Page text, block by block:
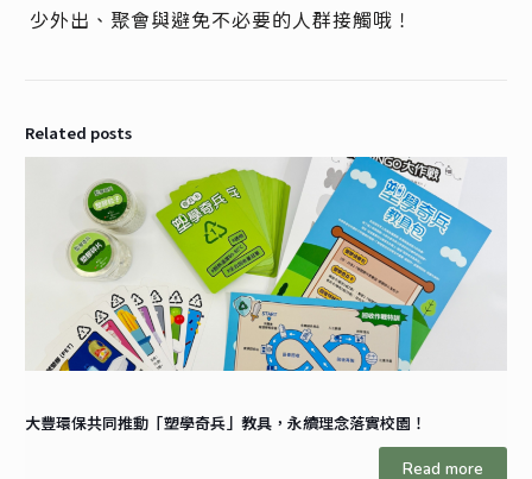
少外出、聚會與避免不必要的人群接觸哦！
Related posts
大豐環保共同推動「塑學奇兵」教具，永續理念落實校園！
Read more